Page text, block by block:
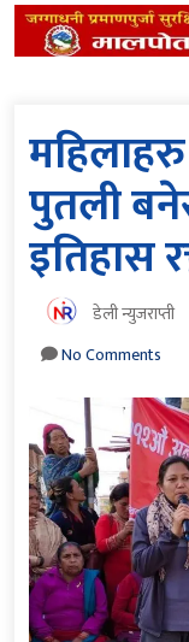
पुतली
इतिहास
डेली न्युजराप्ती
No Comments